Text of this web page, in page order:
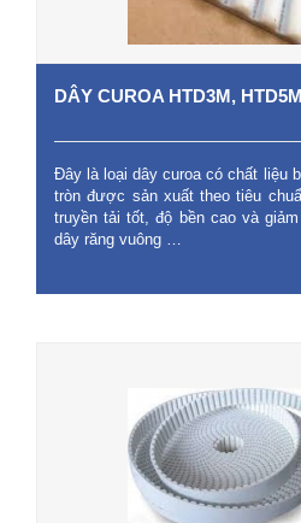
DÂY CUROA HTD3M,
Đây là loại dây curoa có chất liệu
tròn được sản xuất theo tiêu
truyền tải tốt, độ bền cao và
dây răng vuông …